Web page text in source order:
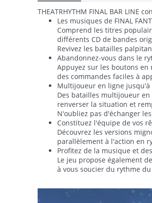
THEATRHYTHM FINAL BAR LINE
Les musiques de FINAL
Comprend les titres
différents CD de bandes
Revivez les batailles
Abandonnez-vous dans le
Appuyez sur les boutons
des commandes faciles à
Multijoueur en ligne jusqu'à
Des batailles multijoueur
renverser la situation et
N'oubliez pas d'échanger
Constituez l'équipe de vos
Découvrez les versions
parallèlement à l'action en
Profitez de la musique et
Le jeu propose également
à vous soucier du rythme